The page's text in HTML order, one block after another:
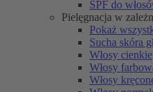
SPF do
Pielęgnacja w
Pokaż
Sucha skóra
Włosy cienkie
Włosy
Włosy